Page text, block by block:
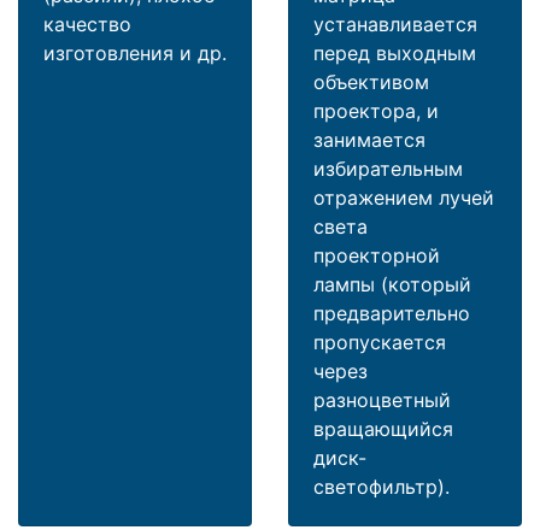
качество
изготовления и др.
устанавливается
перед выходным
объективом
проектора, и
занимается
избирательным
отражением лучей
света
проекторной
лампы (который
предварительно
пропускается
через
разноцветный
вращающийся
диск-
светофильтр).